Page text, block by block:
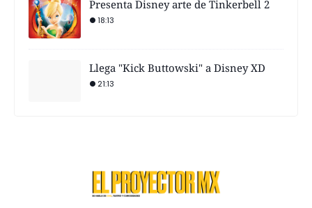
Presenta Disney arte de Tinkerbell 2
18:13
Llega "Kick Buttowski" a Disney XD
21:13